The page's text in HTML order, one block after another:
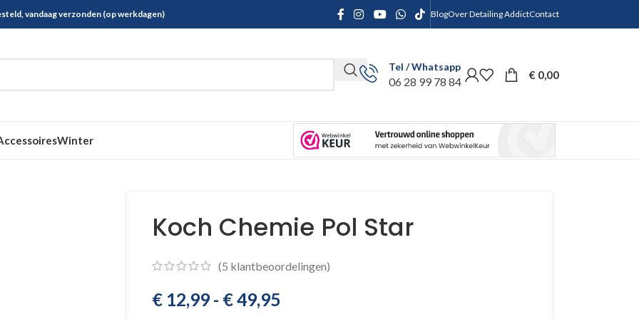
vandaag verzonden (op werkdagen) BlogOver Detailing AddictContact
Tel / Whatsapp
06 28 99 78 84
€ 0,00
Winter
Koch Chemie Pol Star
(5 klantbeoordelingen)
€12,99 - €49,95